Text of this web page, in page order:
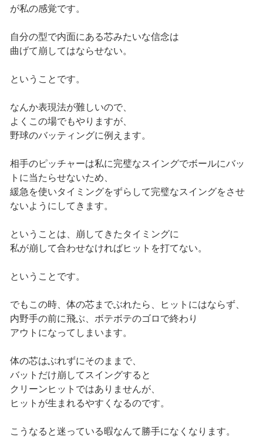
が私の感覚です。
自分の型で内面にある芯みたいな信念は
曲げて崩してはならせない。
ということです。
なんか表現法が難しいので、
よくこの場でもやりますが、
野球のバッティングに例えます。
相手のピッチャーは私に完璧なスイングでボールにバッ
トに当たらせないため、
緩急を使いタイミングをずらして完璧なスイングをさせ
ないようにしてきます。
ということは、崩してきたタイミングに
私が崩して合わせなければヒットを打てない。
ということです。
でもこの時、体の芯までぶれたら、ヒットにはならず、
内野手の前に飛ぶ、ボテボテのゴロで終わり
アウトになってしまいます。
体の芯はぶれずにそのままで、
バットだけ崩してスイングすると
クリーンヒットではありませんが、
ヒットが生まれるやすくなるのです。
こうなると迷っている暇なんて勝手になくなります。